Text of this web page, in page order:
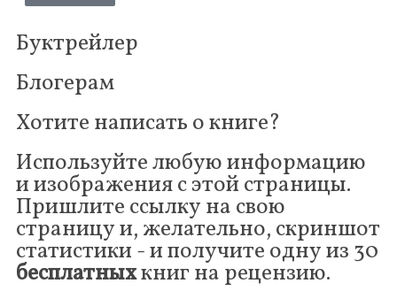
Буктрейлер
Блогерам
Хотите написать о книге?
Используйте любую информацию
и изображения с этой страницы.
Пришлите ссылку на свою
страницу и, желательно, скриншот
статистики - и получите одну из 30
бесплатныхкниг на рецензию.